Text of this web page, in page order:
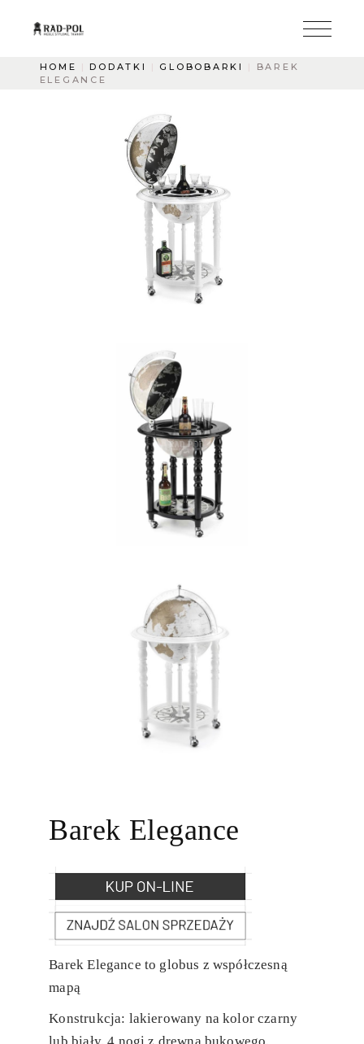
HOME DODATKI GLOBOBARKI
BAREK
ELEGANCE
Barek Elegance
Barek Elegance to globus z współczesną
mapą
Konstrukcja: lakierowany na kolor czarny